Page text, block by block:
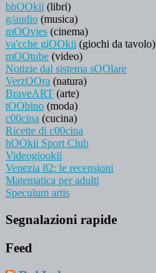
bhOOkii (libri)
g/audio (musica)
mOOvies (cinema)
va'cche giOOkii (giochi da tavolo)
mOOtube (video)
Notizie dal sistema sOOlare
VerzOOra (natura)
BraveART (arte)
tOObino (moda)
c00cina (cucina)
Ricette di c00cina
hOOkii Sport Club
Videogiookii
Venezia 82: le recensioni
Matematica per adulti
Speculum artis
Segnalazioni rapide
Feed